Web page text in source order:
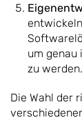
um genau
zu werden.
Die Wahl der